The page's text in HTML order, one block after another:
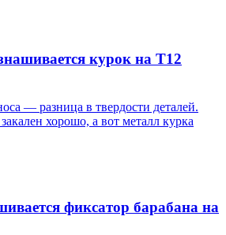
курок на Т12
— разница в твердости деталей.
хорошо, а вот металл курка
фиксатор барабана на